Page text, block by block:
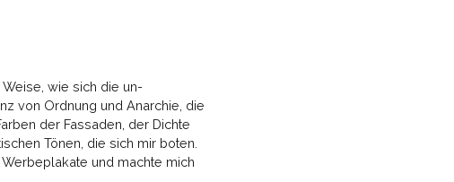
wie sich die un-
von Ordnung und Anarchie, die
der Fassaden, der Dichte
Tönen, die sich mir boten.
und machte mich